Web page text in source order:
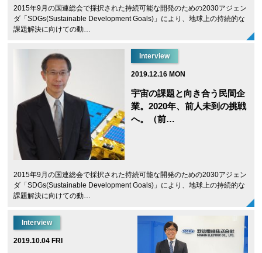
2015年9月の国連総会で採択された持続可能な開発のための2030アジェン
ダ「SDGs(Sustainable Development Goals)」により、地球上の持続的な
課題解決に向けての動…
Interview
2019.12.16 MON
宇宙の課題と向き合う民間企
業。2020年、前人未到の挑戦
へ。（前…
2015年9月の国連総会で採択された持続可能な開発のための2030アジェン
ダ「SDGs(Sustainable Development Goals)」により、地球上の持続的な
課題解決に向けての動…
Interview
2019.10.04 FRI